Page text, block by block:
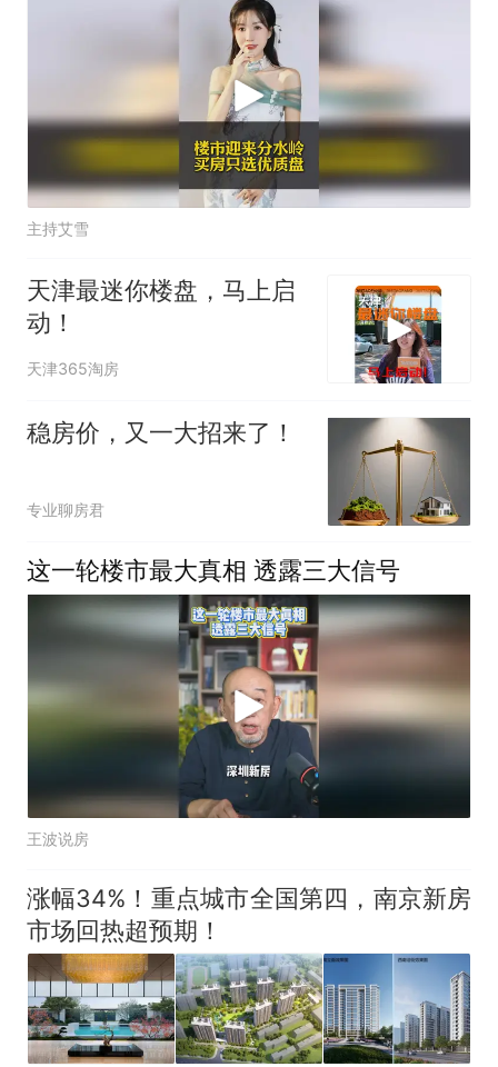
主持艾雪
天津最迷你楼盘，马上启
动！
天津365淘房
稳房价，又一大招来了！
专业聊房君
这一轮楼市最大真相 透露三大信号
王波说房
涨幅34%！重点城市全国第四，南京新房
市场回热超预期！